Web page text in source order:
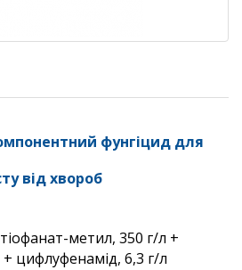
фунгіцид для
від хвороб
тіофанат-метил, 350 г/л +
цифлуфенамід, 6,3 г/л